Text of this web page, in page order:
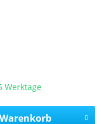
Werktage
Warenkorb